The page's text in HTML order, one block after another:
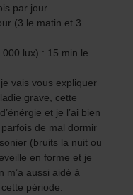
par jour
(3 le matin et 3
lux) : 15 min le
vais vous expliquer
grave, cette
et je l’ai bien
de mal dormir
(bruits la nuit ou
en forme et je
m’a aussi aidé à
période.